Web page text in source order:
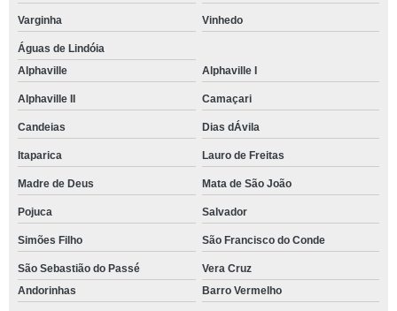
Varginha Vinhedo
Águas de Lindóia
Alphaville
Alphaville I
Alphaville II Camaçari
Candeias Dias dÁvila
Itaparica Lauro de Freitas
Madre de Deus Mata de São João
Pojuca Salvador
Simões Filho São Francisco do Conde
São Sebastião do Passé
Vera Cruz
Andorinhas
Barro Vermelho